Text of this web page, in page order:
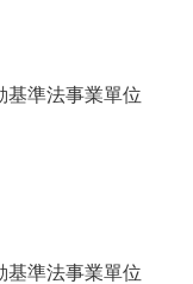
基準法事業單位
基準法事業單位